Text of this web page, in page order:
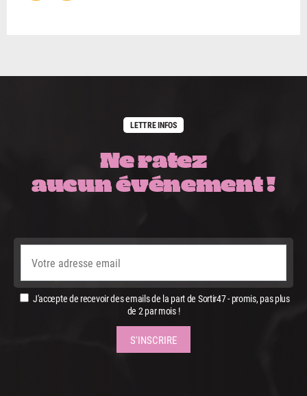
LETTRE INFOS
Ne ratez
aucun événement !
J'accepte de recevoir des emails de la part de Sortir47 - promis, pas plus
de 2 par mois !